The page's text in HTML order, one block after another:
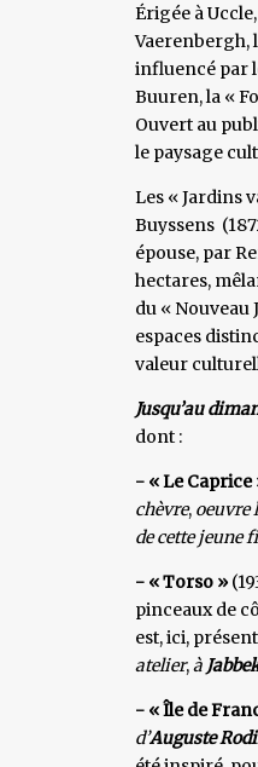
Érigée à
Vaerenbergh,
influencé par
Buuren, la «
Ouvert au
le paysage
Les « Jardins
Buyssens
épouse, par
hectares,
du «
espaces
valeur
Jusqu’au
dont :
- « Le Caprice
chèvre, oeuvre
de cette jeune
- « Torso »
pinceaux de
est, ici,
atelier,à
- « Île de
d’Auguste